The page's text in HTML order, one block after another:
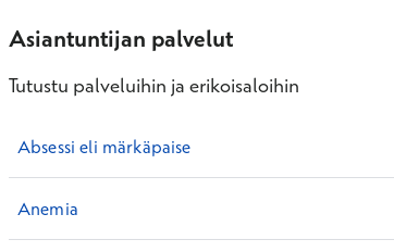
Asiantuntijan palvelut
Tutustu palveluihin ja erikoisaloihin
Absessi eli märkäpaise
Anemia